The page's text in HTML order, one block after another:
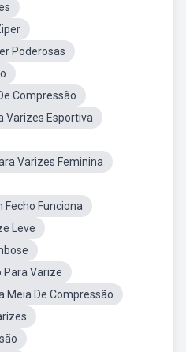
Poderosas
Compressão
Varizes Esportiva
Varizes Feminina
Fecho Funciona
Leve
Para Varize
Meia De Compressão